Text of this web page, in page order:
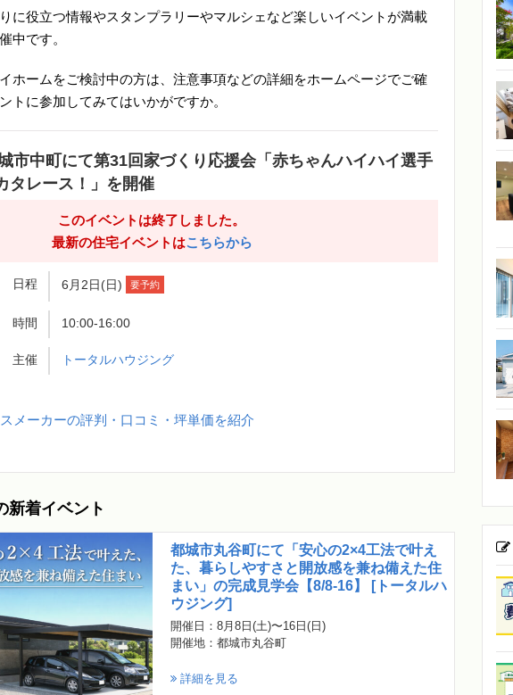
に役立つ情報やスタンプラリーやマルシェなど楽しいイベントが満載
中です。
ホームをご検討中の方は、注意事項などの詳細をホームページでご確
トに参加してみてはいかがですか。
市中町にて第31回家づくり応援会「赤ちゃんハイハイ選手
タレース！」を開催
このイベントは終了しました。
最新の住宅イベントはこちらから
日程 6月2日(日) 要予約
時間 10:00-16:00
主催 トータルハウジング
メーカーの評判・口コミ・坪単価を紹介
新着イベント
都城市丸谷町にて「安心の2×4工法で叶え
た、暮らしやすさと開放感を兼ね備えた住
まい」の完成見学会【8/8-16】 [トータルハ
ウジング]
開催日：8月8日(土)〜16日(日)
開催地：都城市丸谷町
詳細を見る